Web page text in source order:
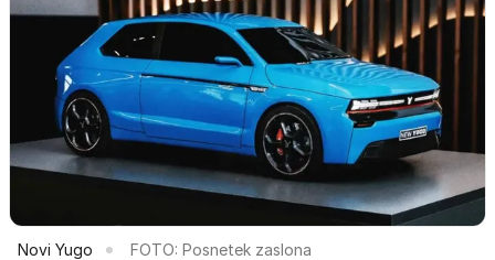
Novi Yugo FOTO: Posnetek zaslona